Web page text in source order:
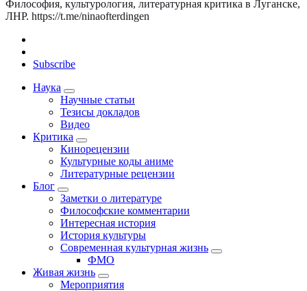
Философия, культурология, литературная критика в Луганске,
ЛНР. https://t.me/ninaofterdingen
Subscribe
Наука
Научные статьи
Тезисы докладов
Видео
Критика
Кинорецензии
Культурные коды аниме
Литературные рецензии
Блог
Заметки о литературе
Философские комментарии
Интересная история
История культуры
Современная культурная жизнь
ФМО
Живая жизнь
Мероприятия